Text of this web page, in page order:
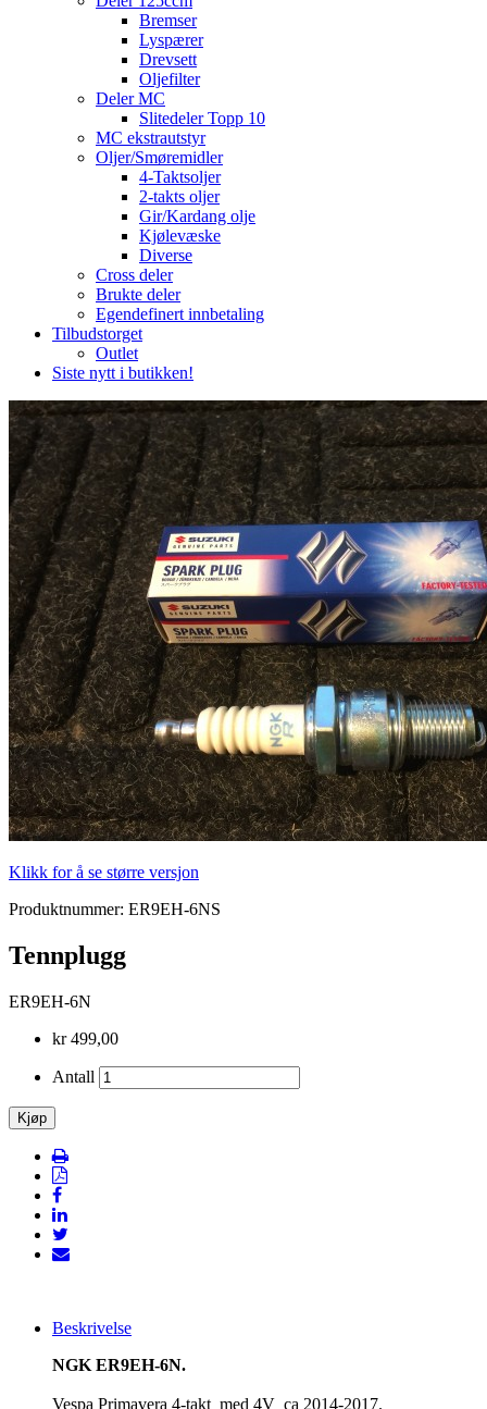
Bremser
Lyspærer
Drevsett
Oljefilter
Deler MC
Slitedeler Topp 10
MC ekstrautstyr
Oljer/Smøremidler
4-Taktsoljer
2-takts oljer
Gir/Kardang olje
Kjølevæske
Diverse
Cross deler
Brukte deler
Egendefinert innbetaling
Tilbudstorget
Outlet
Siste nytt i butikken!
Klikk for å se større versjon
Produktnummer: ER9EH-6NS
Tennplugg
ER9EH-6N
kr 499,00
Antall
Beskrivelse
NGK ER9EH-6N.
Vespa Primavera 4-takt med 4V ca 2014-2017.